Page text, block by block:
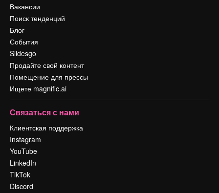
Вакансии
Поиск тенденций
Блог
События
Slidesgo
Продайте свой контент
Помещение для прессы
Ищете magnific.ai
Связаться с нами
Клиентская поддержка
Instagram
YouTube
LinkedIn
TikTok
Discord